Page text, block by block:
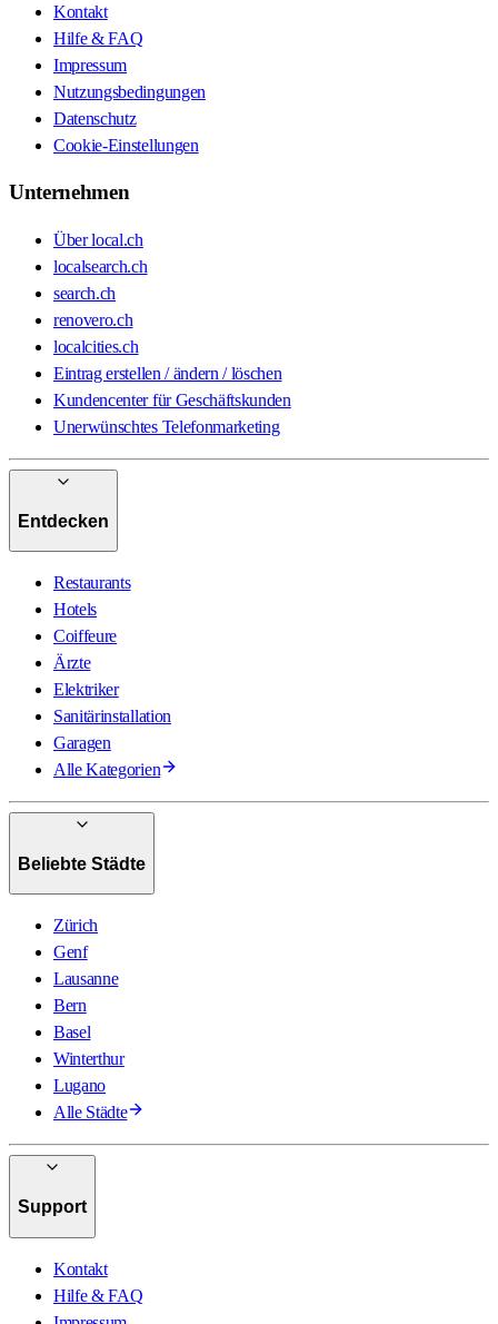
Kontakt
Hilfe & FAQ
Impressum
Nutzungsbedingungen
Datenschutz
Cookie-Einstellungen
Unternehmen
Über local.ch
localsearch.ch
search.ch
renovero.ch
localcities.ch
Eintrag erstellen / ändern / löschen
Kundencenter für Geschäftskunden
Unerwünschtes Telefonmarketing
Entdecken
Restaurants
Hotels
Coiffeure
Ärzte
Elektriker
Sanitärinstallation
Garagen
Alle Kategorien
Beliebte Städte
Zürich
Genf
Lausanne
Bern
Basel
Winterthur
Lugano
Alle Städte
Support
Kontakt
Hilfe & FAQ